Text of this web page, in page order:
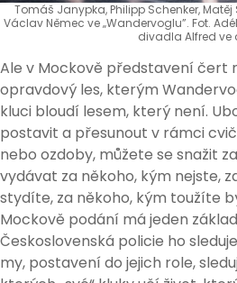
Tomáš Janypka, Philipp Schenker,
Václav Němec ve „Wandervoglu”. Fot.
divadla Alfred ve
Ale v Mockově představení čert
opravdový les, kterým
kluci bloudí lesem, který není.
postavit a přesunout v rámci
nebo ozdoby, můžete se snažit
vydávat za někoho, kým nejste,
stydíte, za někoho, kým toužíte
Mockově podání má jeden
Československá policie ho
my, postavení do jejich role,